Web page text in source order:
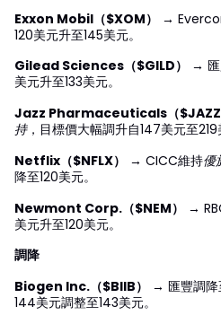
Exxon Mobil（$XOM） →
120美元升至145美元。
Gilead Sciences（$GILD）
→ 匯
美元升至133美元。
Jazz Pharmaceuticals（$JAZZ
持，目標價大幅調升自147美元至219
Netflix（$NFLX）
→ CICC維持優
降至120美元。
Newmont Corp.（$NEM）
→
美元升至120美元。
調降
Biogen Inc.（$BIIB）
→ 匯豐調降
144美元調整至143美元。